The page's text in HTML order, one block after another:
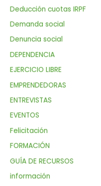
Deducción cuotas IRPF
Demanda social
Denuncia social
DEPENDENCIA
EJERCICIO LIBRE
EMPRENDEDORAS
ENTREVISTAS
EVENTOS
Felicitación
FORMACIÓN
GUÍA DE RECURSOS
información